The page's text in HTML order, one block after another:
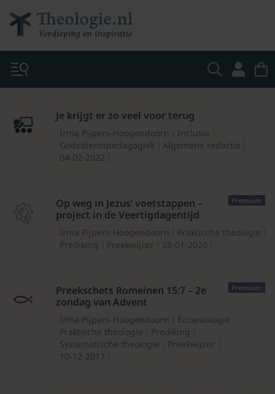
Je krijgt er zo veel voor terug
Irma Pijpers-Hoogendoorn
Inclusie
Godsdienstpedagogiek
Algemene redactie
04-02-2022
Premium
Op weg in Jezus’ voetstappen –
project in de Veertigdagentijd
Irma Pijpers-Hoogendoorn
Praktische theologie
Prediking
Preekwijzer 28-01-2020
Premium
Preekschets Romeinen 15:7 – 2e
zondag van Advent
Irma Pijpers-Hoogendoorn
Ecclesiologie
Praktische theologie
Prediking
Systematische theologie
Preekwijzer
10-12-2017